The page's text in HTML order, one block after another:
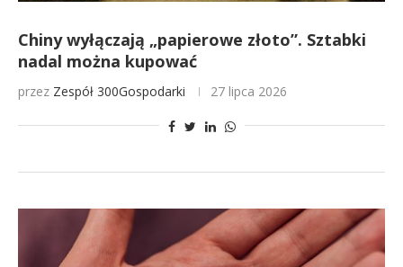
Chiny wyłączają „papierowe złoto”. Sztabki
nadal można kupować
przez Zespół 300Gospodarki 27 lipca 2026